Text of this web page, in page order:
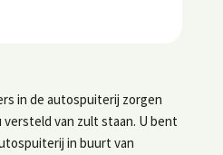
in de autospuiterij zorgen
van zult staan. U bent
in buurt van